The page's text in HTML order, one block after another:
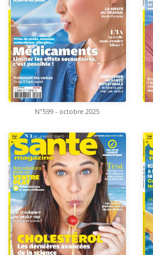
N°599 - octobre 2025